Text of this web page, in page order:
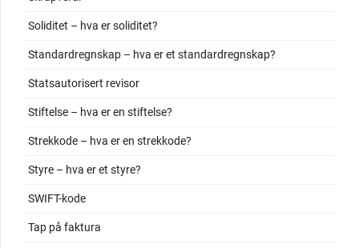
Soliditet – hva er soliditet?
Standardregnskap – hva er et standardregnskap?
Statsautorisert revisor
Stiftelse – hva er en stiftelse?
Strekkode – hva er en strekkode?
Styre – hva er et styre?
SWIFT-kode
Tap på faktura